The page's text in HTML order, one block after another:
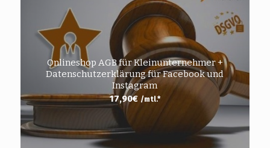
Onlineshop AGB für Kleinunternehmer +
Datenschutzerklärung für Facebook und
Instagram
17,90€ /mtl.*